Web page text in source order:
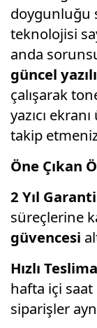
doygunluğu
teknolojisi
anda
güncel
çalışarak
yazıcı
takip
Öne Çıkan
2 Yıl
süreçlerine
güvencesi
Hızlı
hafta içi saat
siparişler